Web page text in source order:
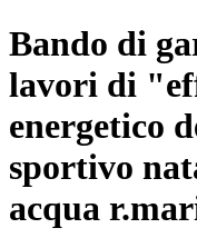
Bando di
lavori di
energetico
sportivo
acqua